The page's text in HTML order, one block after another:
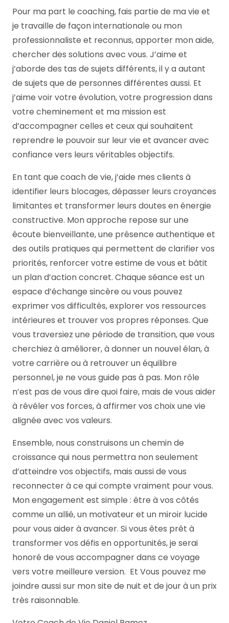
Pour ma part le coaching, fais partie de ma vie et
je travaille de façon internationale ou mon
professionnaliste et reconnus, apporter mon aide,
chercher des solutions avec vous. J’aime et
j’aborde des tas de sujets différents, il y a autant
de sujets que de personnes différentes aussi. Et
j’aime voir votre évolution, votre progression dans
votre cheminement et ma mission est
d’accompagner celles et ceux qui souhaitent
reprendre le pouvoir sur leur vie et avancer avec
confiance vers leurs véritables objectifs.
En tant que coach de vie, j’aide mes clients à
identifier leurs blocages, dépasser leurs croyances
limitantes et transformer leurs doutes en énergie
constructive. Mon approche repose sur une
écoute bienveillante, une présence authentique et
des outils pratiques qui permettent de clarifier vos
priorités, renforcer votre estime de vous et bâtit
un plan d’action concret. Chaque séance est un
espace d’échange sincère ou vous pouvez
exprimer vos difficultés, explorer vos ressources
intérieures et trouver vos propres réponses. Que
vous traversiez une période de transition, que vous
cherchiez à améliorer, à donner un nouvel élan, à
votre carrière ou à retrouver un équilibre
personnel, je ne vous guide pas à pas. Mon rôle
n’est pas de vous dire quoi faire, mais de vous aider
à révéler vos forces, à affirmer vos choix une vie
alignée avec vos valeurs.
Ensemble, nous construisons un chemin de
croissance qui nous permettra non seulement
d’atteindre vos objectifs, mais aussi de vous
reconnecter à ce qui compte vraiment pour vous.
Mon engagement est simple : être à vos côtés
comme un allié, un motivateur et un miroir lucide
pour vous aider à avancer. Si vous êtes prêt à
transformer vos défis en opportunités, je serai
honoré de vous accompagner dans ce voyage
vers votre meilleure version. Et Vous pouvez me
joindre aussi sur mon site de nuit et de jour à un prix
très raisonnable.